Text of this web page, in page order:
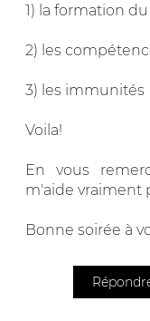
1) la formation
2) les
3) les immunités
Voila!
En vous
m'aide vraiment
Bonne soirée à